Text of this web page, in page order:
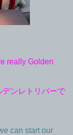
really Golden
デンレトリバーで
can start our